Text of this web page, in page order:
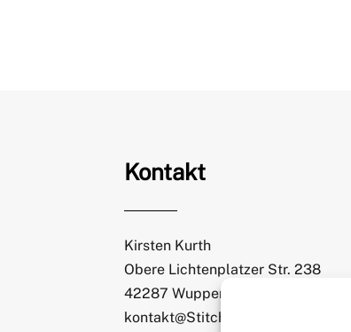
Kontakt
Kirsten Kurth
Obere Lichtenplatzer Str. 238
42287 Wuppertal
kontakt@StitchWeaveSmile.com